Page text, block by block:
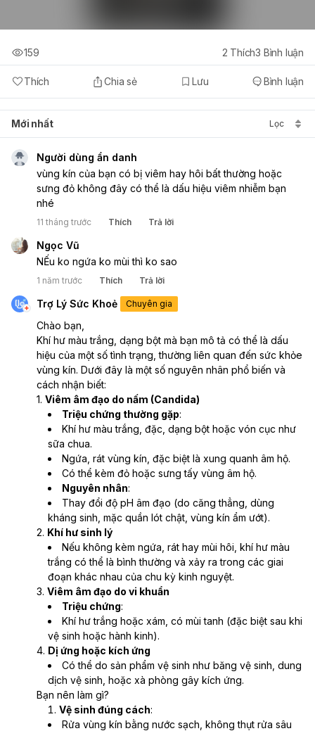
Thích Chia sẻ Lưu Bình luận
159 2 Thích3 Bình luận
Mới nhất Lọc
Người dùng ẩn danh
vùng kín của bạn có bị viêm hay hôi bất thường hoặc
sưng đỏ không đây có thể là dấu hiệu viêm nhiễm bạn
nhé
11 tháng trước Thích Trả lời
Ngọc Vũ
NẾu ko ngứa ko mùi thì ko sao
1 năm trước Thích Trả lời
Trợ Lý Sức Khoẻ Chuyên gia
Chào bạn,
Khí hư màu trắng, dạng bột mà bạn mô tả có thể là dấu
hiệu của một số tình trạng, thường liên quan đến sức khỏe
vùng kín. Dưới đây là một số nguyên nhân phổ biến và
cách nhận biết:
1. Viêm âm đạo do nấm (Candida)
Triệu chứng thường gặp:
Khí hư màu trắng, đặc, dạng bột hoặc vón cục như
sữa chua.
Ngứa, rát vùng kín, đặc biệt là xung quanh âm hộ.
Có thể kèm đỏ hoặc sưng tấy vùng âm hộ.
Nguyên nhân:
Thay đổi độ pH âm đạo (do căng thẳng, dùng
kháng sinh, mặc quần lót chật, vùng kín ẩm ướt).
2. Khí hư sinh lý
Nếu không kèm ngứa, rát hay mùi hôi, khí hư màu
trắng có thể là bình thường và xảy ra trong các giai
đoạn khác nhau của chu kỳ kinh nguyệt.
3. Viêm âm đạo do vi khuẩn
Triệu chứng:
Khí hư trắng hoặc xám, có mùi tanh (đặc biệt sau khi
vệ sinh hoặc hành kinh).
4. Dị ứng hoặc kích ứng
Có thể do sản phẩm vệ sinh như băng vệ sinh, dung
dịch vệ sinh, hoặc xà phòng gây kích ứng.
Bạn nên làm gì?
Vệ sinh đúng cách:
Rửa vùng kín bằng nước sạch, không thụt rửa sâu